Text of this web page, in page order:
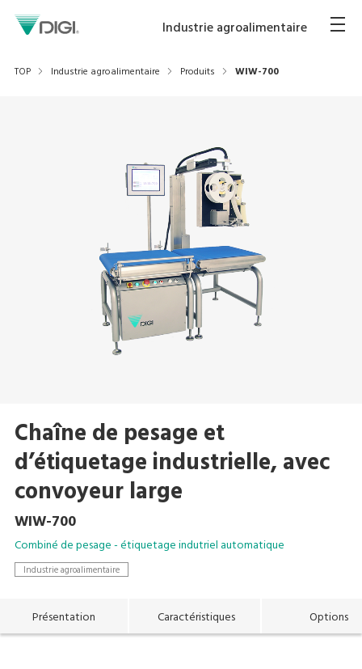
Industrie agroalimentaire
TOP Industrie agroalimentaire Produits WIW-700
Chaîne de pesage et
d’étiquetage industrielle, avec
convoyeur large
WIW-700
Combiné de pesage - étiquetage indutriel automatique
Industrie agroalimentaire
Présentation Caractéristiques Options